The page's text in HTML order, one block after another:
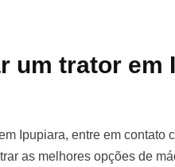
um trator em
Ipupiara, entre em
as melhores opções de